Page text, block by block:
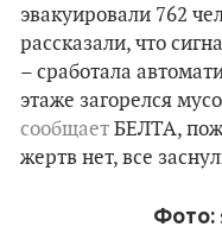
эвакуировали 762
рассказали, что
– сработала
этажe загорелся
сообщает БЕЛТА,
жертв нет, все
Фото: